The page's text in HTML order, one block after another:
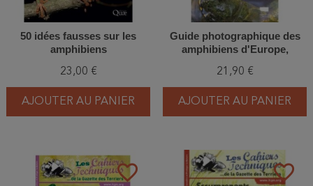
50 idées fausses sur les
amphibiens
23,00 €
AJOUTER AU PANIER
Guide photographique des
amphibiens d'Europe,
Proche-Orient
21,90 €
AJOUTER AU PANIER
favorite_border favorite_border